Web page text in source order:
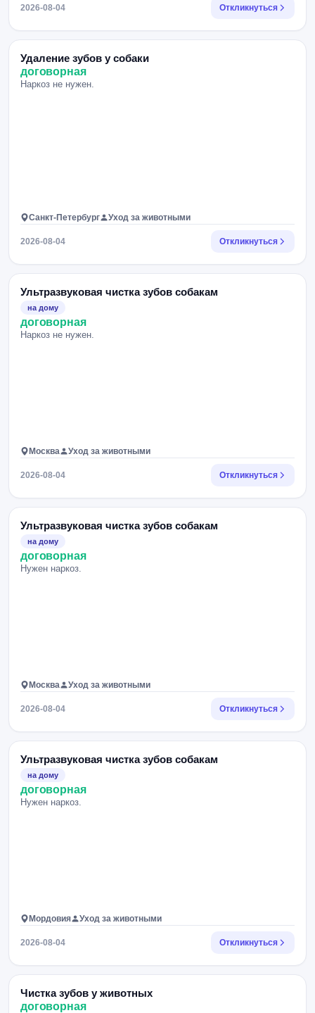
2026-08-04 Откликнуться
Удаление зубов у собаки
договорная
Наркоз не нужен.
Санкт-Петербург Уход за животными
2026-08-04 Откликнуться
Ультразвуковая чистка зубов собакам
на дому
договорная
Наркоз не нужен.
Москва Уход за животными
2026-08-04 Откликнуться
Ультразвуковая чистка зубов собакам
на дому
договорная
Нужен наркоз.
Москва Уход за животными
2026-08-04 Откликнуться
Ультразвуковая чистка зубов собакам
на дому
договорная
Нужен наркоз.
Мордовия Уход за животными
2026-08-04 Откликнуться
Чистка зубов у животных
договорная